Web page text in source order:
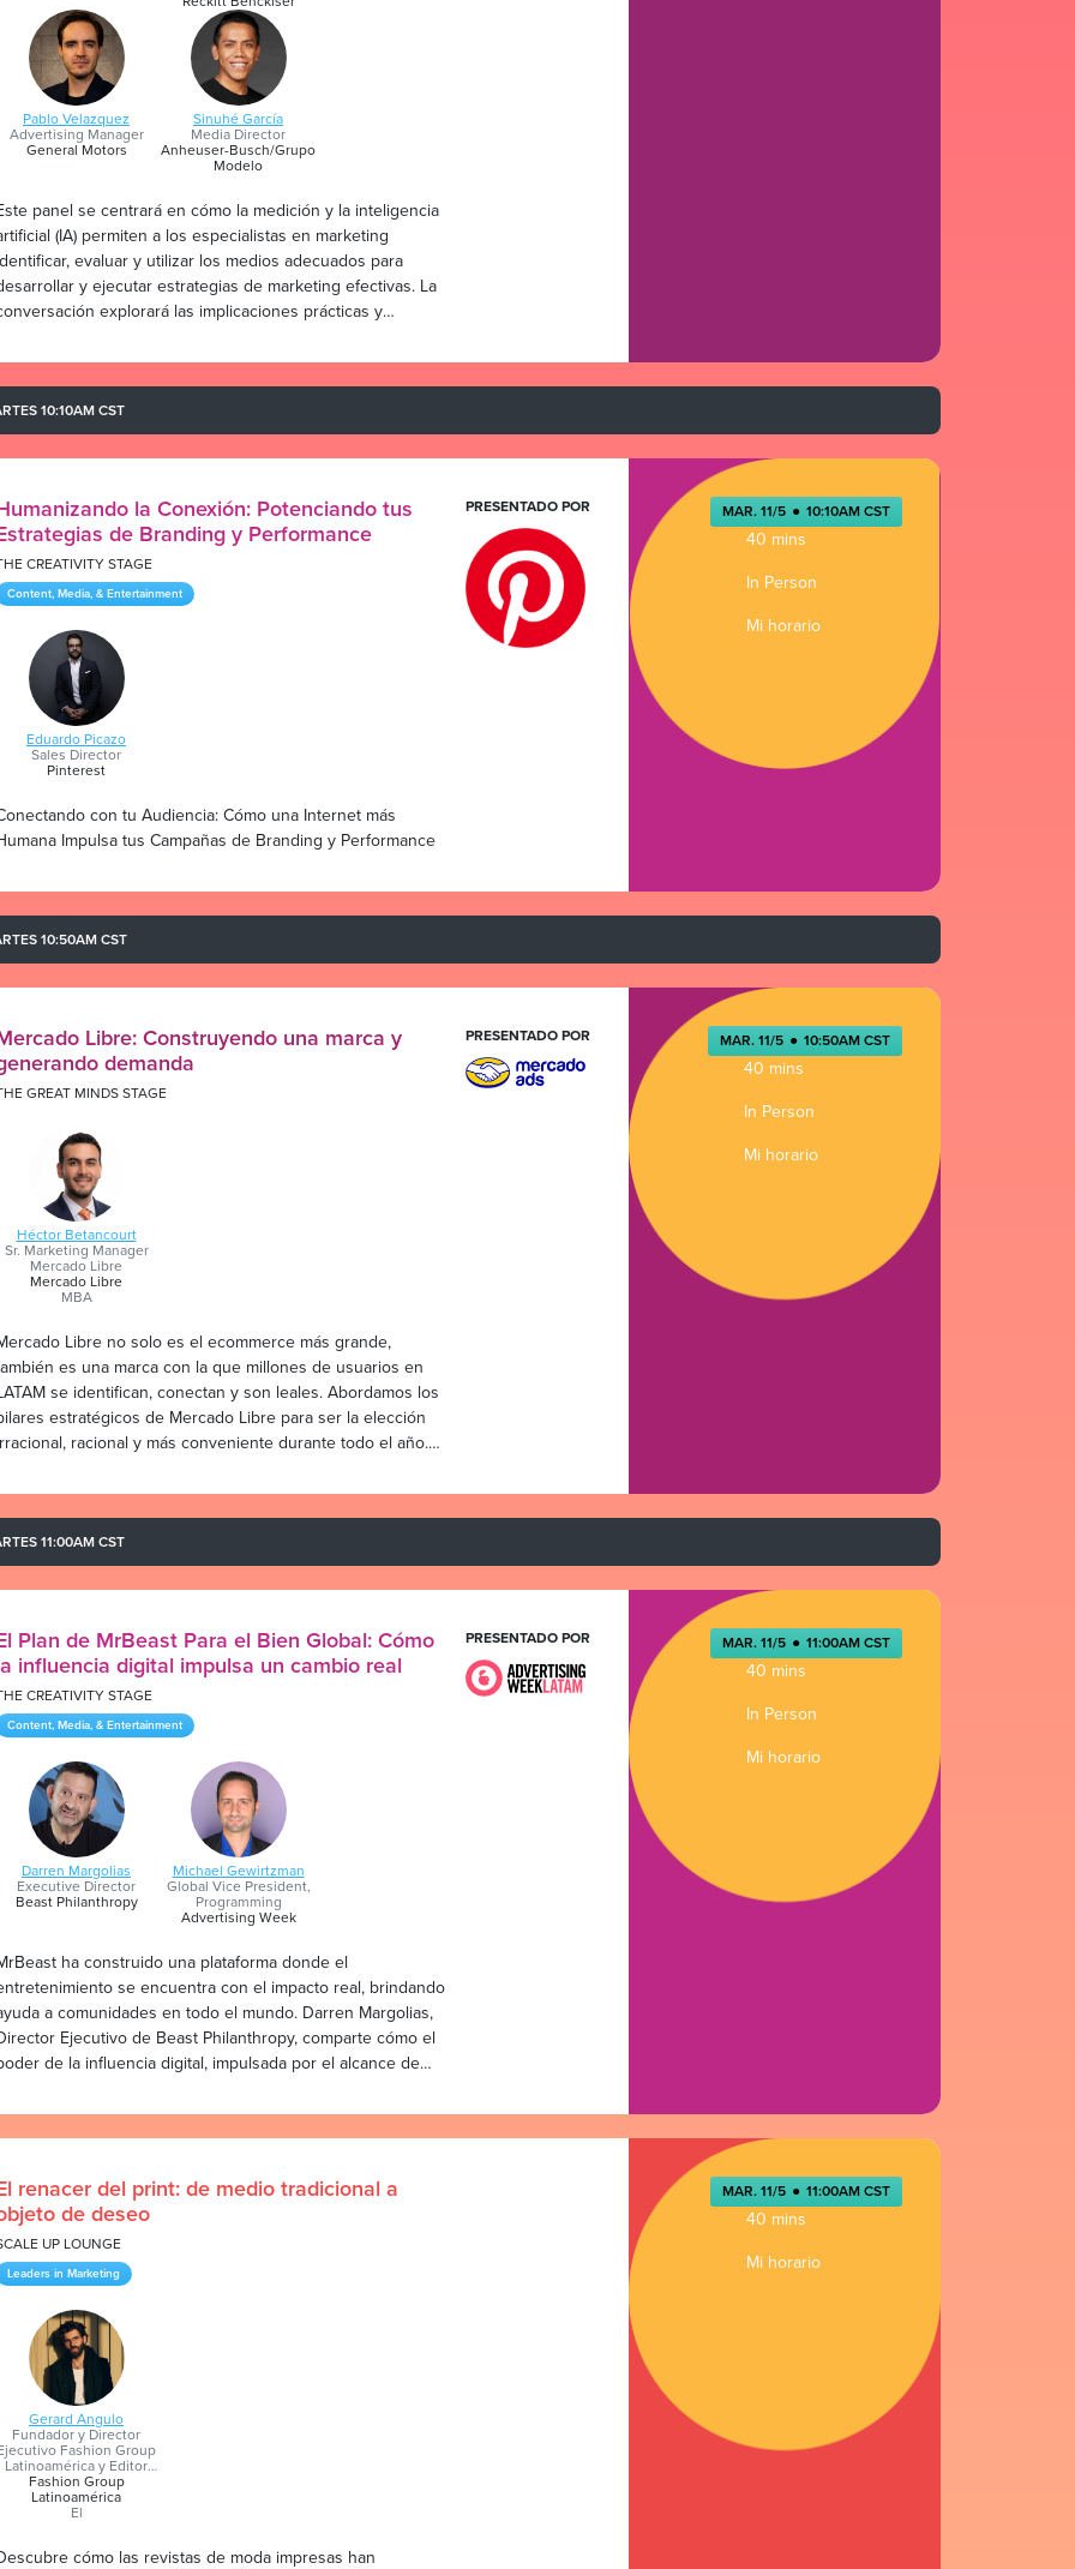
Pablo Velazquez
Advertising Manager
General Motors
Sinuhé García
Media Director
Anheuser-Busch/Grupo
Modelo
panel se centrará en cómo la medición y la inteligencia
(IA) permiten a los especialistas en marketing
evaluar y utilizar los medios adecuados para
y ejecutar estrategias de marketing efectivas. La
explorará las implicaciones prácticas y
del rendimiento de las campañas.
10:10AM CST
MAR. 11/5 ● 10:10AM CST
40 mins
In Person
Mi horario
la Conexión: Potenciando tus
de Branding y Performance
CREATIVITY STAGE
Content, Media, & Entertainment
Eduardo Picazo
Sales Director
Pinterest
con tu Audiencia: Cómo una Internet más
Impulsa tus Campañas de Branding y Performance
PRESENTADO POR
10:50AM CST
MAR. 11/5 ● 10:50AM CST
40 mins
In Person
Mi horario
Libre: Construyendo una marca y
demanda
GREAT MINDS STAGE
Héctor Betancourt
Sr. Marketing Manager
Mercado Libre
Mercado Libre
MBA
Libre no solo es el ecommerce más grande,
es una marca con la que millones de usuarios en
se identifican, conectan y son leales. Abordamos los
estratégicos de Mercado Libre para ser la elección
racional y más conveniente durante todo el año.
de contenido, entretenimiento e innovación.
PRESENTADO POR
11:00AM CST
MAR. 11/5 ● 11:00AM CST
40 mins
In Person
Mi horario
Plan de MrBeast Para el Bien Global: Cómo
influencia digital impulsa un cambio real
CREATIVITY STAGE
Content, Media, & Entertainment
Darren Margolias
Executive Director
Beast Philanthropy
Michael Gewirtzman
Global Vice President,
Programming
Advertising Week
ha construido una plataforma donde el
se encuentra con el impacto real, brindando
a comunidades en todo el mundo. Darren Margolias,
Ejecutivo de Beast Philanthropy, comparte cómo el
de la influencia digital, impulsada por el alcance de
y apoyo médico, incluyendo proyectos recientes en
Latina y México. A través de asociaciones
está estableciendo un nuevo estándar para la
digital con impacto real.
PRESENTADO POR
MAR. 11/5 ● 11:00AM CST
40 mins
Mi horario
renacer del print: de medio tradicional a
de deseo
UP LOUNGE
Leaders in Marketing
Gerard Angulo
Fundador y Director
Fashion Group
Latinoamérica y Editor
en Jefe de Marie Claire
México, Marie Claire
Colombia y NOIR
Fashion Group
Latinoamérica
El
cómo las revistas de moda impresas han